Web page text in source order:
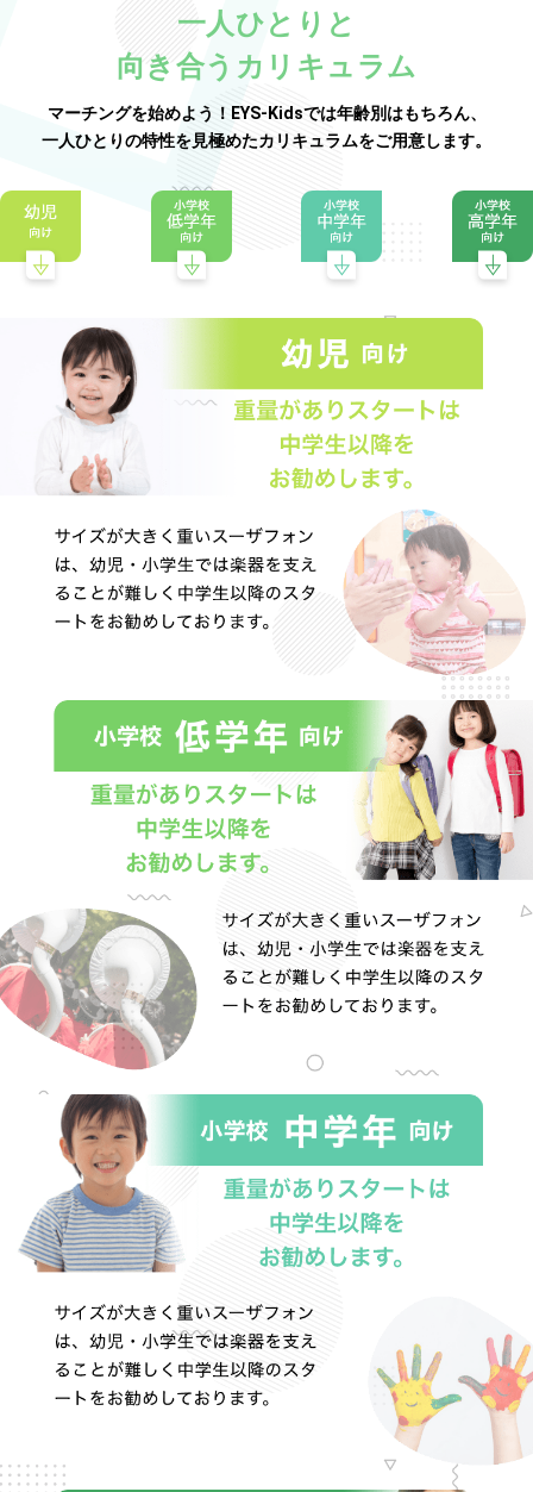
一人ひとりと
向き合うカリキュラム
マーチングを始めよう！EYS-Kidsでは年齢別はもちろん、
一人ひとりの特性を見極めたカリキュラムをご用意します。